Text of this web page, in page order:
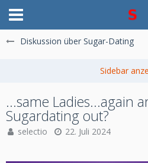
Diskussion über Sugar-Dating
...same Ladies...again
Sugardating out?
selectio 22. Juli 2024